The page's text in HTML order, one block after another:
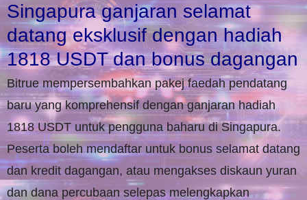
Singapura ganjaran selamat
datang eksklusif dengan hadiah
1818 USDT dan bonus dagangan
Bitrue mempersembahkan pakej faedah pendatang
baru yang komprehensif dengan ganjaran hadiah
1818 USDT untuk pengguna baharu di Singapura.
Peserta boleh mendaftar untuk bonus selamat datang
dan kredit dagangan, atau mengakses diskaun yuran
dan dana percubaan selepas melengkapkan